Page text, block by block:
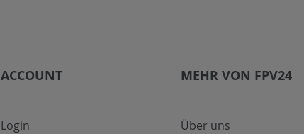
ACCOUNT
Login
MEHR VON FPV24
Über uns